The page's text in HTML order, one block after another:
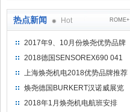
热点新闻 Hot ROME+
2017年9、10月份焕尧优势品牌
推荐
2018德国SENSOREX690 041
415 D
上海焕尧机电2018优势品牌推荐
焕尧德国BURKERT汉诺威展览
（2018）
2018年1月焕尧机电航班安排